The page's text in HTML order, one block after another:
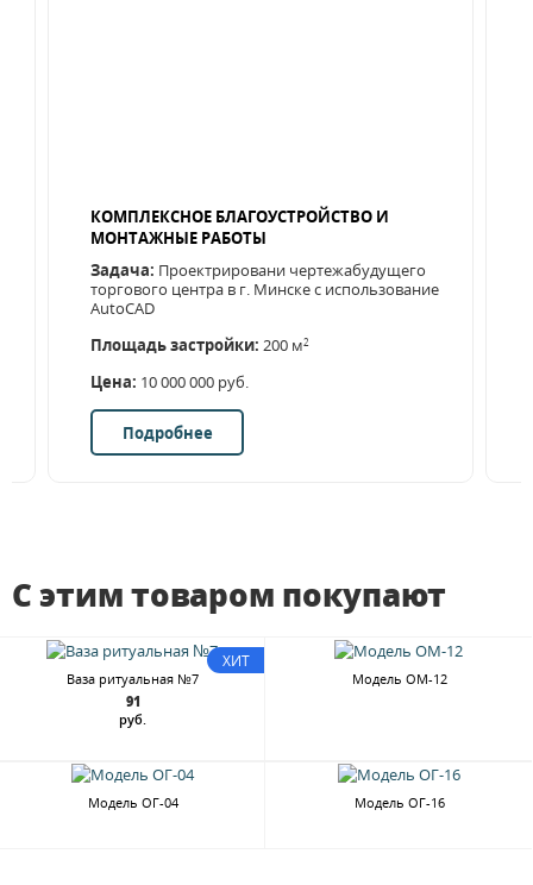
КОМПЛЕКСНОЕ БЛАГОУСТРОЙСТВО И
МОНТАЖНЫЕ РАБОТЫ
Задача: Проектрировани чертежабудущего
торгового центра в г. Минске с использование
AutoCAD
Площадь застройки: 200 м2
Цена: 10 000 000 руб.
Подробнее
С этим товаром покупают
ХИТ
Ваза ритуальная №7
91
руб.
Модель ОМ-12
Модель ОГ-04 Модель ОГ-16